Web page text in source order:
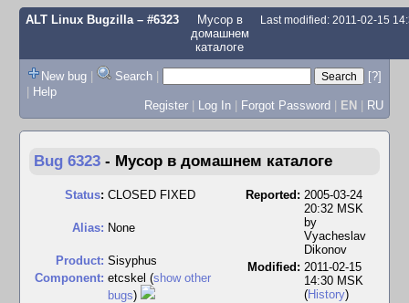
ALT Linux Bugzilla– #6323
Мусор в
домашнем
каталоге
Last modified: 2011-02-15
New bug | Search |
[?]
| Help
Register | Log In | Forgot Password | EN | RU
Bug 6323 - Мусор в домашнем каталоге
Status: CLOSED FIXED
Alias: None
Product: Sisyphus
Component: etcskel (show other
bugs)
Reported: 2005-03-24
20:32 MSK
by
Vyacheslav
Dikonov
Modified: 2011-02-15
14:30 MSK
(History)